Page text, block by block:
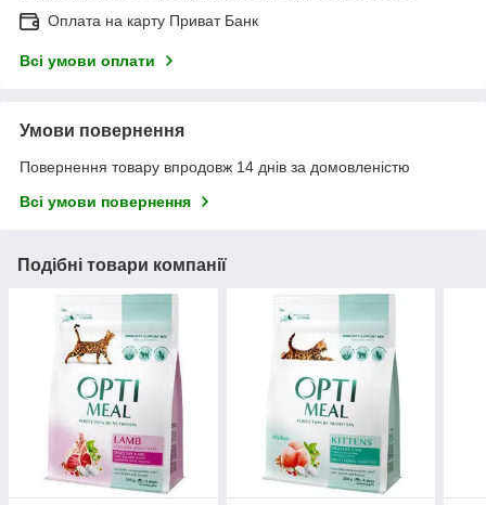
Оплата на карту Приват Банк
Всі умови оплати
Умови повернення
Повернення товару впродовж 14 днів за домовленістю
Всі умови повернення
Подібні товари компанії